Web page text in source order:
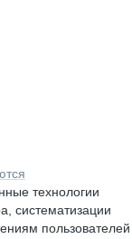
технологии
систематизации
пользователей